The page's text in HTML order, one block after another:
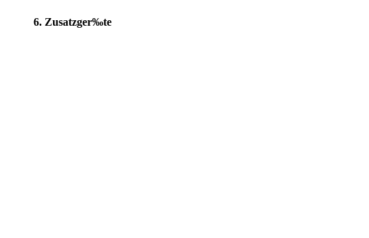
6. Zusatzger‰te